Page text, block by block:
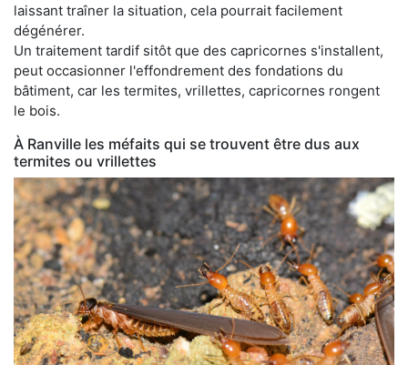
laissant traîner la situation, cela pourrait facilement
dégénérer.
Un traitement tardif sitôt que des capricornes s'installent,
peut occasionner l'effondrement des fondations du
bâtiment, car les termites, vrillettes, capricornes rongent
le bois.
À Ranville les méfaits qui se trouvent être dus aux
termites ou vrillettes